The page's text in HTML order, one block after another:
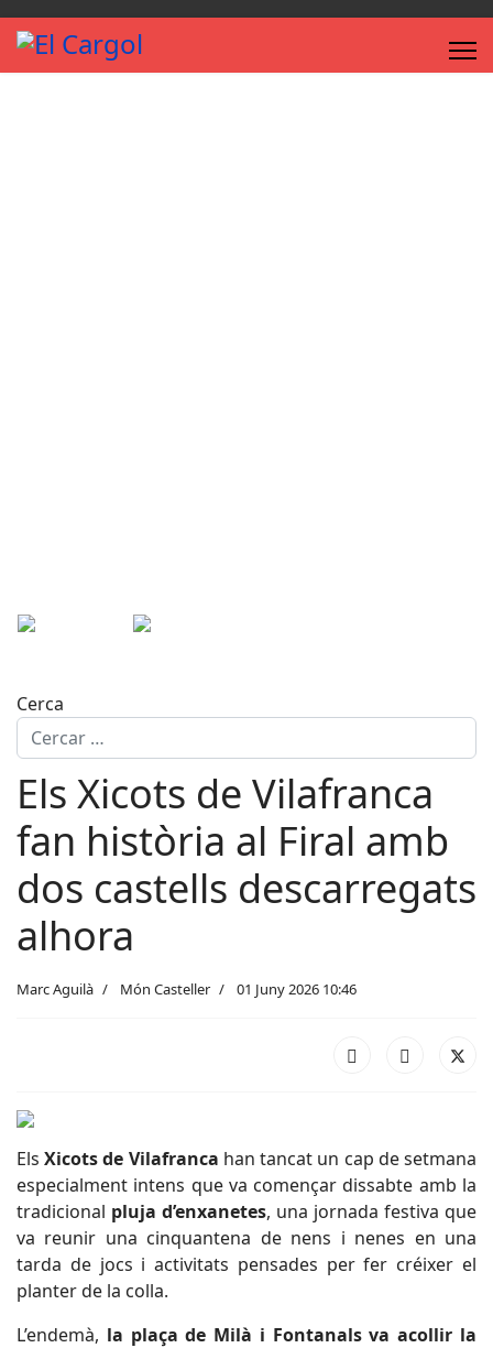
Cerca
Els Xicots de Vilafranca
fan història al Firal amb
dos castells descarregats
alhora
Marc Aguilà Món Casteller 01 Juny 2026 10:46
ElsXicots de Vilafranca han tancat un cap de setmana
especialment intens que va començar dissabte amb la
tradicional pluja d’enxanetes, una jornada festiva que
va reunir una cinquantena de nens i nenes en una
tarda de jocs i activitats pensades per fer créixer el
planter de la colla.
L’endemà, la plaça de Milà i Fontanals va acollir la